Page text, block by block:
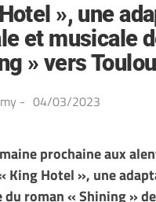
», une
et musicale
» vers
- 04/03/2023
prochaine aux
King Hotel », une
roman « Shining »